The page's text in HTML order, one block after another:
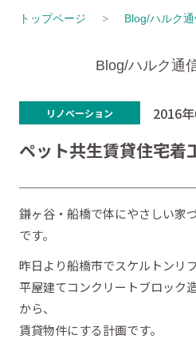
トップページ Blog/ハルク
Blog/ハルク通
リノベーション 2016
ペット共生賃貸住宅着
鎌ヶ谷・船橋で体にやさしい家
です。
昨日より船橋市でスケルトンリ
平屋建てコンクリートブロック
から、
賃貸物件にする計画です。